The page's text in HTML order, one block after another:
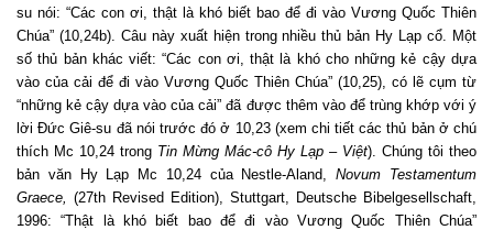
su nói: “Các con ơi, thật là khó biết bao để đi vào Vương Quốc Thiên
Chúa” (10,24b). Câu này xuất hiện trong nhiều thủ bản Hy Lạp cổ. Một
số thủ bản khác viết: “Các con ơi, thật là khó cho những kẻ cậy dựa
vào của cải để đi vào Vương Quốc Thiên Chúa” (10,25), có lẽ cụm từ
“những kẻ cậy dựa vào của cải” đã được thêm vào để trùng khớp với ý
lời Đức Giê-su đã nói trước đó ở 10,23 (xem chi tiết các thủ bản ở chú
thích Mc 10,24 trong Tin Mừng Mác-cô Hy Lạp – Việt). Chúng tôi theo
bản văn Hy Lạp Mc 10,24 của Nestle-Aland,Novum Testamentum
Graece,
(27th Revised Edition), Stuttgart, Deutsche Bibelgesellschaft,
1996: “Thật là khó biết bao để đi vào Vương Quốc Thiên Chúa”